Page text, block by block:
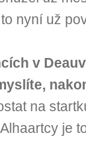
nyní už
v
na
je